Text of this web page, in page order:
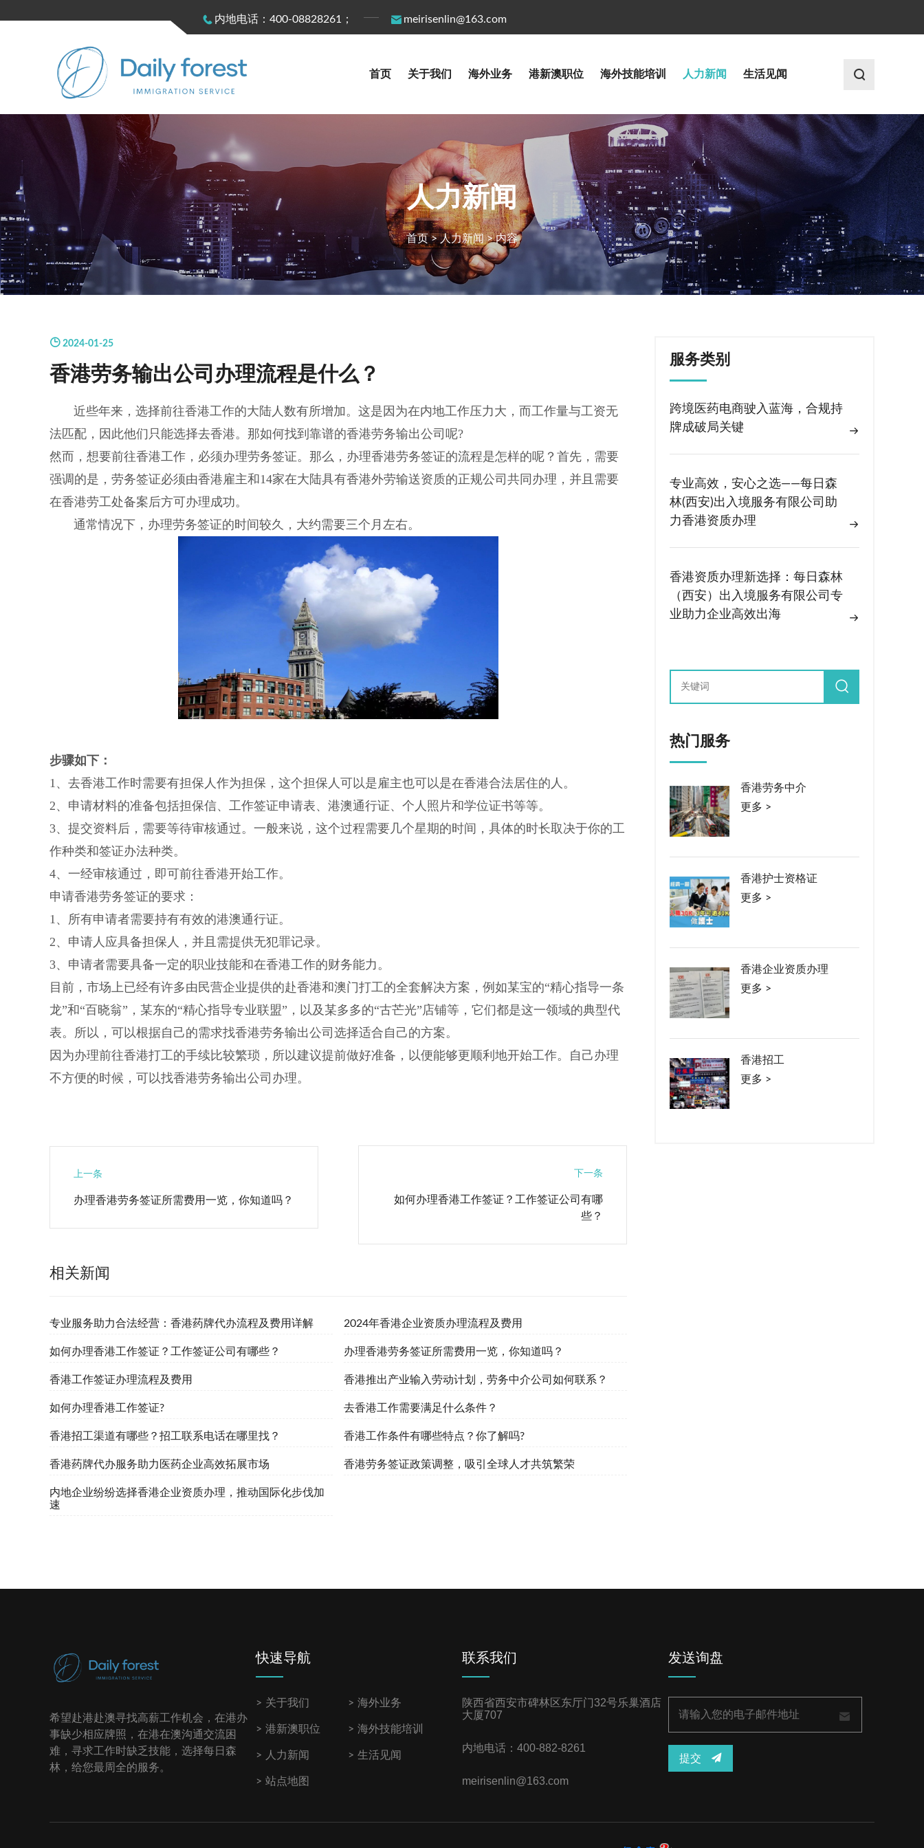
内地电话：400-08828261； meirisenlin@163.com
首页 关于我们 海外业务 港新澳职位 海外技能培训 人力新闻 生活见闻
人力新闻
首页>人力新闻> 内容
2024-01-25
香港劳务输出公司办理流程是什么？
近些年来，选择前往香港工作的大陆人数有所增加。这是因为在内地工作压力大，而工作量与工资无
法匹配，因此他们只能选择去香港。那如何找到靠谱的香港劳务输出公司呢?
然而，想要前往香港工作，必须办理劳务签证。那么，办理香港劳务签证的流程是怎样的呢？首先，需要
强调的是，劳务签证必须由香港雇主和14家在大陆具有香港外劳输送资质的正规公司共同办理，并且需要
在香港劳工处备案后方可办理成功。
通常情况下，办理劳务签证的时间较久，大约需要三个月左右。
步骤如下：
1、去香港工作时需要有担保人作为担保，这个担保人可以是雇主也可以是在香港合法居住的人。
2、申请材料的准备包括担保信、工作签证申请表、港澳通行证、个人照片和学位证书等等。
3、提交资料后，需要等待审核通过。一般来说，这个过程需要几个星期的时间，具体的时长取决于你的工
作种类和签证办法种类。
4、一经审核通过，即可前往香港开始工作。
申请香港劳务签证的要求：
1、所有申请者需要持有有效的港澳通行证。
2、申请人应具备担保人，并且需提供无犯罪记录。
3、申请者需要具备一定的职业技能和在香港工作的财务能力。
目前，市场上已经有许多由民营企业提供的赴香港和澳门打工的全套解决方案，例如某宝的“精心指导一条
龙”和“百晓翁”，某东的“精心指导专业联盟”，以及某多多的“古芒光”店铺等，它们都是这一领域的典型代
表。所以，可以根据自己的需求找香港劳务输出公司选择适合自己的方案。
因为办理前往香港打工的手续比较繁琐，所以建议提前做好准备，以便能够更顺利地开始工作。自己办理
不方便的时候，可以找香港劳务输出公司办理。
上一条
办理香港劳务签证所需费用一览，你知道吗？
下一条
如何办理香港工作签证？工作签证公司有哪
些？
相关新闻
专业服务助力合法经营：香港药牌代办流程及费用详解 2024年香港企业资质办理流程及费用
如何办理香港工作签证？工作签证公司有哪些？ 办理香港劳务签证所需费用一览，你知道吗？
香港工作签证办理流程及费用 香港推出产业输入劳动计划，劳务中介公司如何联系？
如何办理香港工作签证? 去香港工作需要满足什么条件？
香港招工渠道有哪些？招工联系电话在哪里找？ 香港工作条件有哪些特点？你了解吗?
香港药牌代办服务助力医药企业高效拓展市场 香港劳务签证政策调整，吸引全球人才共筑繁荣
内地企业纷纷选择香港企业资质办理，推动国际化步伐加
速
服务类别
跨境医药电商驶入蓝海，合规持
牌成破局关键
专业高效，安心之选——每日森
林(西安)出入境服务有限公司助
力香港资质办理
香港资质办理新选择：每日森林
（西安）出入境服务有限公司专
业助力企业高效出海
热门服务
香港劳务中介
更多 >
香港护士资格证
更多 >
香港企业资质办理
更多 >
香港招工
更多 >
希望赴港赴澳寻找高薪工作机会，在港办
事缺少相应牌照，在港在澳沟通交流困
难，寻求工作时缺乏技能，选择每日森
林，给您最周全的服务。
快速导航
关于我们 海外业务
港新澳职位 海外技能培训
人力新闻 生活见闻
站点地图
联系我们
陕西省西安市碑林区东厅门32号乐巢酒店
大厦707
内地电话： 400-882-8261
meirisenlin@163.com
发送询盘
提交